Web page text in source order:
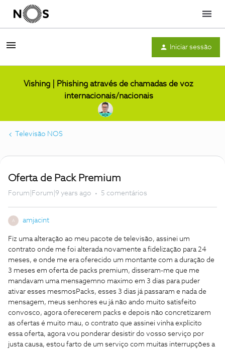
Menu
Iniciar sessão
Vishing | Phishing através de chamadas de voz
internacionais/nacionais
Televisão NOS
Oferta de Pack Premium
Forum|Forum|9 years ago 5 comentários
A amjacint
Fiz uma alteração ao meu pacote de televisão, assinei um
contrato onde me foi alterada novamente a fidelização para 24
meses, e onde me era oferecido um montante com a duração de
3 meses em oferta de packs premium, disseram-me que me
mandavam uma mensagemno maximo em 3 dias para puder
ativar esses mesmosPacks, esses 3 dias já passaram e nada de
mensagem, meus senhores eu já não ando muito satisfeito
convosco, agora oferecerem packs e depois não concretizarem
as ofertas é muito mau, o contrato que assinei vinha explicito
essa oferta, agora vou ponderar desistir do vosso serviço por
justa causa, estou farto de um serviço com muitas interrupções a